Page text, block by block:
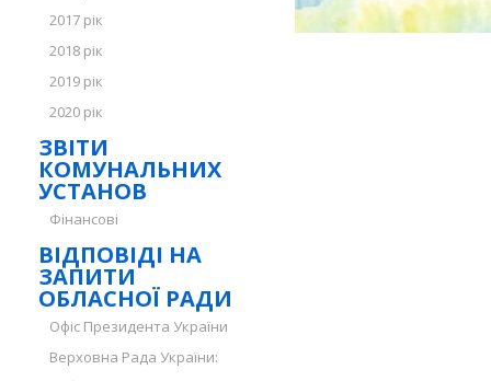
2017 рік
2018 рік
2019 рік
2020 рік
ЗВІТИ
КОМУНАЛЬНИХ
УСТАНОВ
Фінансові
ВІДПОВІДІ НА
ЗАПИТИ
ОБЛАСНОЇ РАДИ
Офіс Президента України
Верховна Рада України: